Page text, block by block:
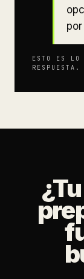
por
ESTO ES LO
RESPUESTA.